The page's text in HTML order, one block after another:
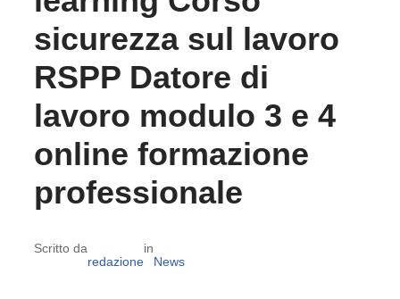
sicurezza sul lavoro
RSPP Datore di
lavoro modulo 3 e 4
online formazione
professionale
Scritto da
redazione
in
News